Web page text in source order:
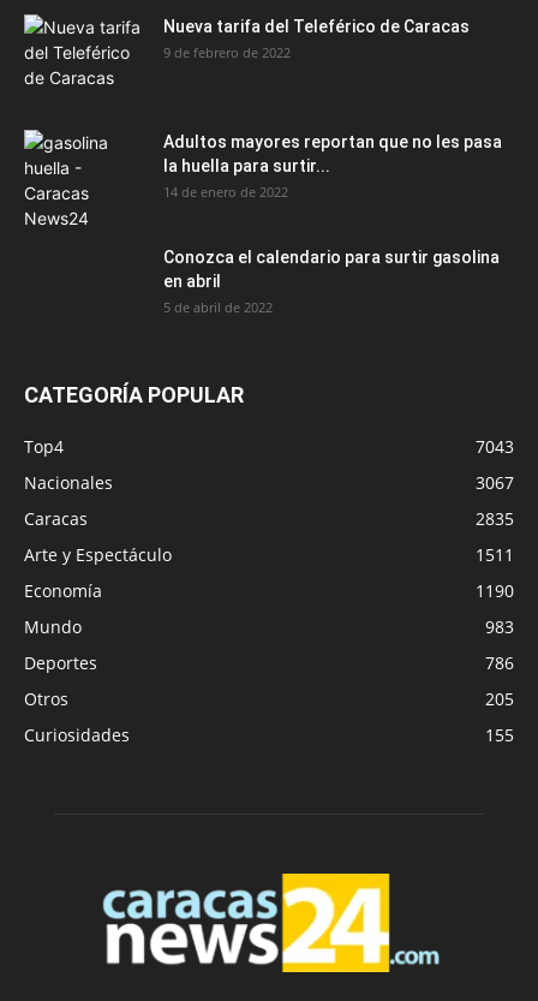
Nueva tarifa del Teleférico de Caracas
9 de febrero de 2022
Adultos mayores reportan que no les pasa
la huella para surtir...
14 de enero de 2022
Conozca el calendario para surtir gasolina
en abril
5 de abril de 2022
CATEGORÍA POPULAR
Top4
7043
Nacionales
3067
Caracas
2835
Arte y Espectáculo
1511
Economía
1190
Mundo
983
Deportes
786
Otros
205
Curiosidades
155